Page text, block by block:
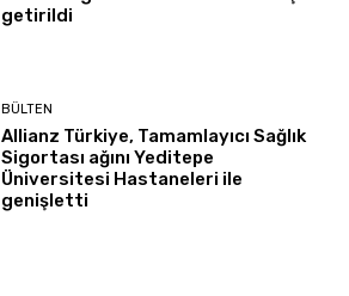
getirildi
BÜLTEN
Allianz Türkiye, Tamamlayıcı Sağlık
Sigortası ağını Yeditepe
Üniversitesi Hastaneleri ile
genişletti